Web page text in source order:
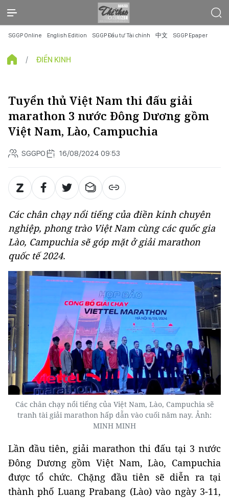
SGGP Online English Edition SGGP Đầu tư Tài chính 中文 SGGP Epaper
ĐIỀN KINH
Tuyển thủ Việt Nam thi đấu giải
marathon 3 nước Đông Dương gồm
Việt Nam, Lào, Campuchia
SGGPO 16/08/2024 09:53
Các chân chạy nổi tiếng của điền kinh chuyên
nghiệp, phong trào Việt Nam cùng các quốc gia
Lào, Campuchia sẽ góp mặt ở giải marathon
quốc tế 2024.
Các chân chạy nổi tiếng của Việt Nam, Lào, Campuchia sẽ
tranh tài giải marathon hấp dẫn vào cuối năm nay. Ảnh:
MINH MINH
Lần đầu tiên, giải marathon thi đấu tại 3 nước
Đông Dương gồm Việt Nam, Lào, Campuchia
được tổ chức. Chặng đầu tiên sẽ diễn ra tại
thành phố Luang Prabang (Lào) vào ngày 3-11,